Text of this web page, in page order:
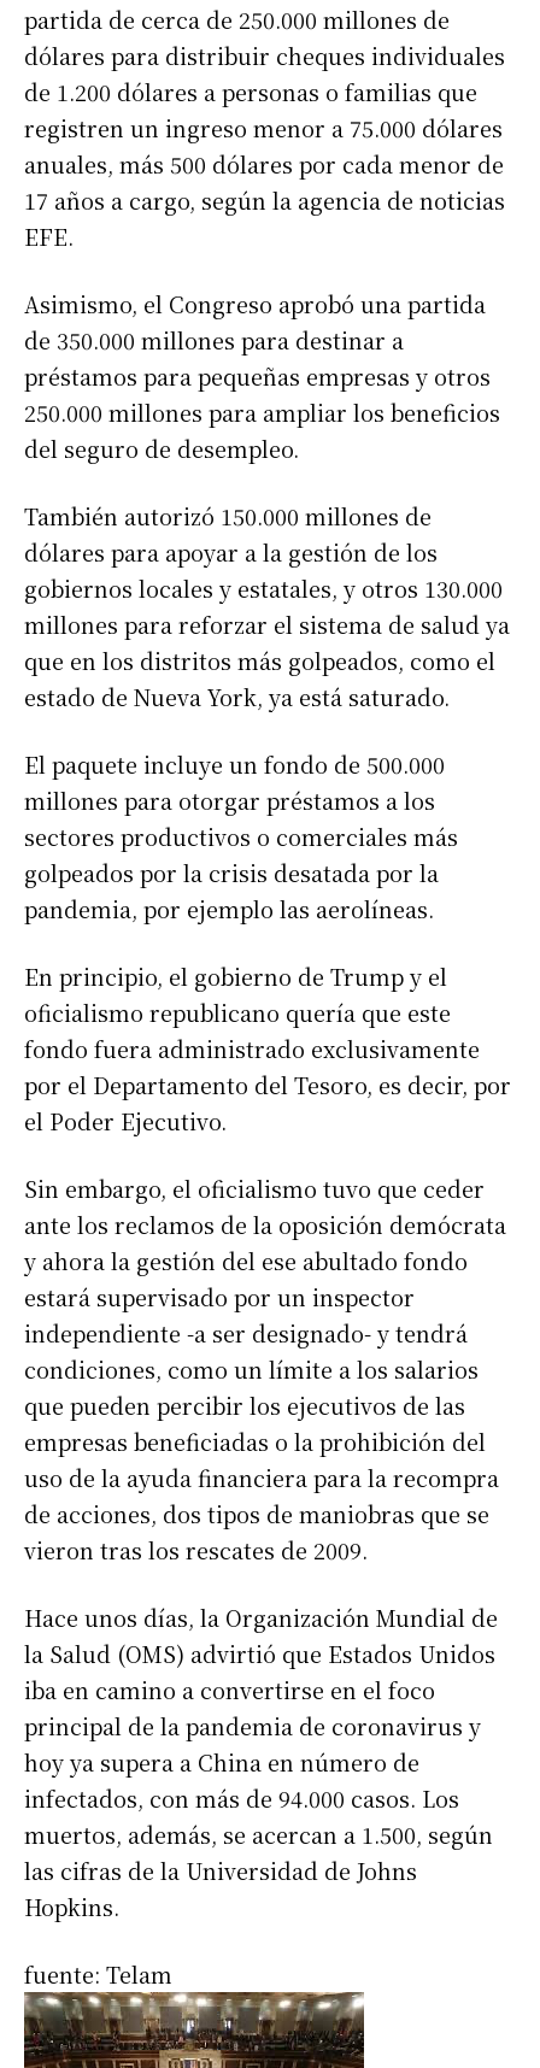
Suscribirme gratis
partida de cerca de 250.000 millones de
dólares para distribuir cheques individuales
de 1.200 dólares a personas o familias que
registren un ingreso menor a 75.000 dólares
anuales, más 500 dólares por cada menor de
17 años a cargo, según la agencia de noticias
EFE.
Asimismo, el Congreso aprobó una partida
de 350.000 millones para destinar a
préstamos para pequeñas empresas y otros
250.000 millones para ampliar los beneficios
del seguro de desempleo.
También autorizó 150.000 millones de
dólares para apoyar a la gestión de los
gobiernos locales y estatales, y otros 130.000
millones para reforzar el sistema de salud ya
que en los distritos más golpeados, como el
estado de Nueva York, ya está saturado.
El paquete incluye un fondo de 500.000
millones para otorgar préstamos a los
sectores productivos o comerciales más
golpeados por la crisis desatada por la
pandemia, por ejemplo las aerolíneas.
En principio, el gobierno de Trump y el
oficialismo republicano quería que este
fondo fuera administrado exclusivamente
por el Departamento del Tesoro, es decir, por
el Poder Ejecutivo.
Sin embargo, el oficialismo tuvo que ceder
ante los reclamos de la oposición demócrata
y ahora la gestión del ese abultado fondo
estará supervisado por un inspector
independiente -a ser designado- y tendrá
condiciones, como un límite a los salarios
que pueden percibir los ejecutivos de las
empresas beneficiadas o la prohibición del
uso de la ayuda financiera para la recompra
de acciones, dos tipos de maniobras que se
vieron tras los rescates de 2009.
Hace unos días, la Organización Mundial de
la Salud (OMS) advirtió que Estados Unidos
iba en camino a convertirse en el foco
principal de la pandemia de coronavirus y
hoy ya supera a China en número de
infectados, con más de 94.000 casos. Los
muertos, además, se acercan a 1.500, según
las cifras de la Universidad de Johns
Hopkins.
fuente: Telam